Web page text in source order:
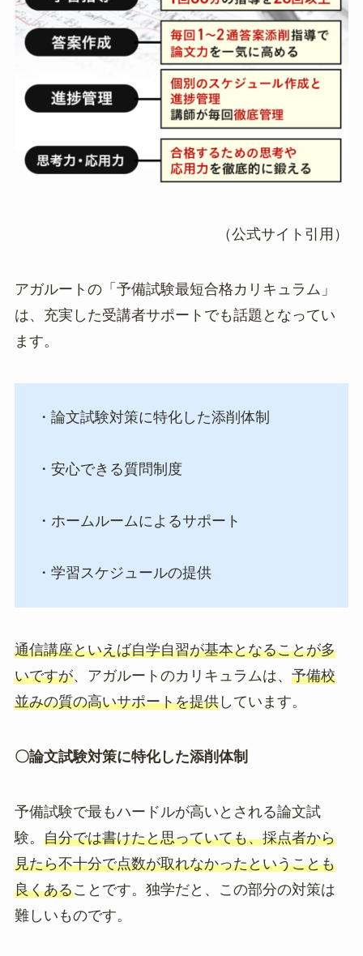
（公式サイト引用）
アガルートの「予備試験最短合格カリキュラム」
は、充実した受講者サポートでも話題となってい
ます。
・論文試験対策に特化した添削体制
・安心できる質問制度
・ホームルームによるサポート
・学習スケジュールの提供
通信講座といえば自学自習が基本となることが多
いですが、アガルートのカリキュラムは、 予備校
並みの質の高いサポートを提供しています。
〇論文試験対策に特化した添削体制
予備試験で最もハードルが高いとされる論文試
験。 自分では書けたと思っていても、採点者から
見たら不十分で点数が取れなかったということも
良くあることです。独学だと、この部分の対策は
難しいものです。